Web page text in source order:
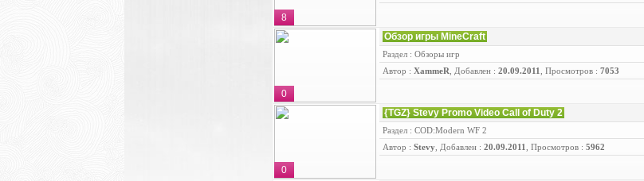
8
0
Обзор игры MineCraft
Раздел : Обзоры игр
Автор : XammeR , Добавлен : 20.09.2011 , Просмотров : 7053
0
{TGZ} Stevy Promo Video Call of Duty 2
Раздел : COD:Modern WF 2
Автор : Stevy , Добавлен : 20.09.2011 , Просмотров : 5962